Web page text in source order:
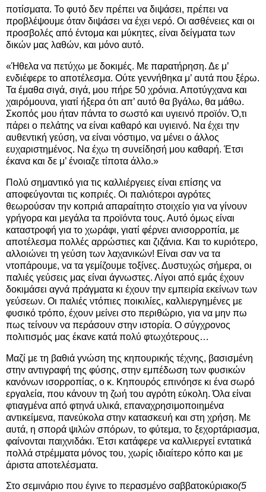
ποτίσματα. Το φυτό δεν πρέπει να διψάσει, πρέπει να
προβλέψουμε όταν διψάσει να έχει νερό. Οι ασθένειες και οι
προσβολές από έντομα και μύκητες, είναι δείγματα των
δικών μας λαθών, και μόνο αυτό.
«Ήθελα να πετύχω με δοκιμές. Με παρατήρηση. Δε μ’
ενδιέφερε το αποτέλεσμα. Ούτε γεννήθηκα μ’ αυτά που ξέρω.
Τα έμαθα σιγά, σιγά, μου πήρε 50 χρόνια. Αποτύγχανα και
χαιρόμουνα, γιατί ήξερα ότι απ’ αυτό θα βγάλω, θα μάθω.
Σκοπός μου ήταν πάντα το σωστό και υγιεινό προϊόν. Ό,τι
πάρει ο πελάτης να είναι καθαρό και υγιεινό. Να έχει την
αυθεντική γεύση, να είναι νόστιμο, να μένει ο άλλος
ευχαριστημένος. Να έχω τη συνείδησή μου καθαρή. Έτσι
έκανα και δε μ’ ένοιαζε τίποτα άλλο.»
Πολύ σημαντικό για τις καλλιέργειες είναι επίσης να
αποφεύγονται τις κοπριές. Οι παλιότεροι αγρότες
θεωρούσαν την κοπριά απαραίτητο στοιχείο για να γίνουν
γρήγορα και μεγάλα τα προϊόντα τους. Αυτό όμως είναι
καταστροφή για το χωράφι, γιατί φέρνει ανισορροπία, με
αποτέλεσμα πολλές αρρώστιες και ζιζάνια. Και το κυριότερο,
αλλοιώνει τη γεύση των λαχανικών! Είναι σαν να τα
ντοπάρουμε, να τα γεμίζουμε τοξίνες. Δυστυχώς σήμερα, οι
παλιές γεύσεις μας είναι άγνωστες. Λίγοι από εμάς έχουν
δοκιμάσει αγνά πράγματα κι έχουν την εμπειρία εκείνων των
γεύσεων. Οι παλιές ντόπιες ποικιλίες, καλλιεργημένες με
φυσικό τρόπο, έχουν μείνει στο περιθώριο, για να μην πω
πως τείνουν να περάσουν στην ιστορία. Ο σύγχρονος
πολιτισμός μας έκανε κατά πολύ φτωχότερους…
Μαζί με τη βαθιά γνώση της κηπουρικής τέχνης, βασισμένη
στην αντιγραφή της φύσης, στην εμπέδωση των φυσικών
κανόνων ισορροπίας, ο κ. Κηπουρός επινόησε κι ένα σωρό
εργαλεία, που κάνουν τη ζωή του αγρότη εύκολη. Όλα είναι
φτιαγμένα από φτηνά υλικά, επαναχρησιμοποιημένα
αντικείμενα, πανεύκολα στην κατασκευή και στη χρήση. Με
αυτά, η σπορά ψιλών σπόρων, το φύτεμα, το ξεχορτάριασμα,
φαίνονται παιχνιδάκι. Έτσι κατάφερε να καλλιεργεί εντατικά
πολλά στρέμματα μόνος του, χωρίς ιδιαίτερο κόπο και με
άριστα αποτελέσματα.
Στο σεμινάριο που έγινε το περασμένο σαββατοκύριακο(5